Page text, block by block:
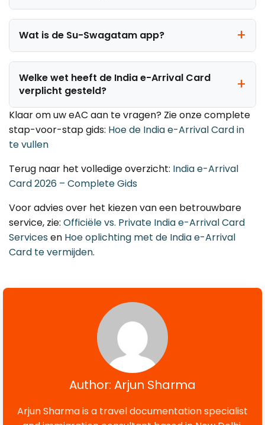
Wat is de Su-Swagatam app?
Welke wet heeft de India e-Arrival Card
verplicht gesteld?
Klaar om uw eAC aan te vragen? Zie onze complete
stap-voor-stap gids: Hoe de India e-Arrival Card in
te vullen
Terug naar het volledige overzicht: India e-Arrival
Card 2026 – Complete Gids
Voor advies over het kiezen van een betrouwbare
service, zie: Officiële vs. Private India e-Arrival Card
Servicesen Hoe oplichting met de India e-Arrival
Card te vermijden.
Author: Arjun Sharma
Arjun Sharma is a travel documentation specialist